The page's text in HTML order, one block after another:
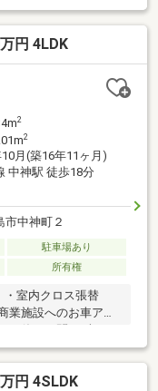
が広がります。生活
オススメのポイン
リノベ物件の為、即
月にリフォーム完了
壁塗装、全居室床材
台・トイレ、給湯
。高さ制限有
円 4LDK
2
2
月(築16年11ヶ月)
中神駅 徒歩18分
市中神町２
駐車場あり
所有権
室内クロス張替
施設へのお車アク
太陽の光が差し込む
なので気持ちよく見
エステートまでお気
円 4SLDK